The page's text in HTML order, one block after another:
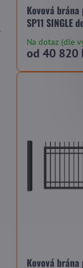
Kovová brána
SP11 SINGLE
Na dotaz (dle
od 40 820
Kovová brána